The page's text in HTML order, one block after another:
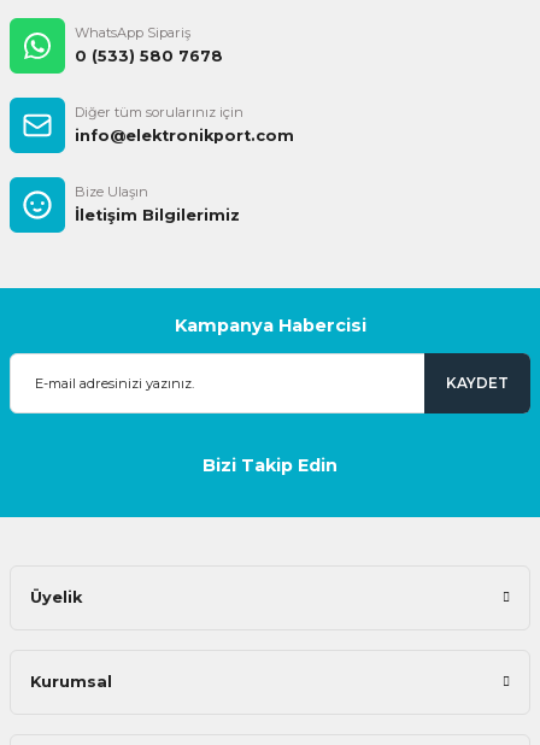
WhatsApp Sipariş
0 (533) 580 7678
Diğer tüm sorularınız için
info@elektronikport.com
Bize Ulaşın
İletişim Bilgilerimiz
Kampanya Habercisi
KAYDET
Bizi Takip Edin
Üyelik
Kurumsal